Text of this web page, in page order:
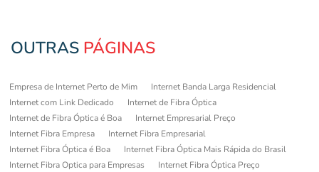
OUTRAS PÁGINAS
Empresa de Internet Perto de Mim
Internet Banda Larga Residencial
Internet com Link Dedicado
Internet de Fibra Óptica
Internet de Fibra Óptica é Boa
Internet Empresarial Preço
Internet Fibra Empresa
Internet Fibra Empresarial
Internet Fibra Óptica é Boa
Internet Fibra Óptica Mais Rápida do Brasil
Internet Fibra Optica para Empresas
Internet Fibra Óptica Preço